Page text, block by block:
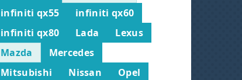
infiniti qx55
infiniti qx60
infiniti qx80
Lada
Lexus
Mazda
Mercedes
Mitsubishi
Nissan
Opel